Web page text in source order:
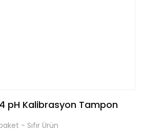
pH Kalibrasyon Tampon
- Sıfır Ürün